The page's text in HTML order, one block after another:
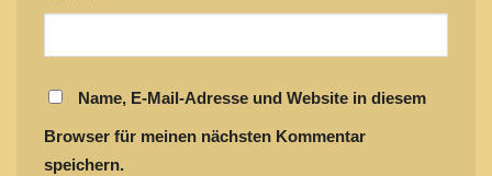
Name, E-Mail-Adresse und Website in diesem
Browser für meinen nächsten Kommentar
speichern.